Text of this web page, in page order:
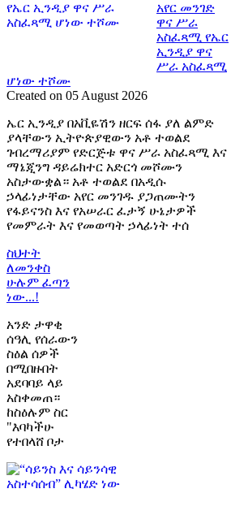
አየር መንገድ
ዋና ሥራ
አስፈጻሚ የኤር
ኢንዲያ ዋና
ሥራ አስፈጻሚ
ሆነው ተሾሙ
Created on 05 August 2026
ኤር ኢንዲያ በአቪዬሽን ዘርፍ ሰፋ ያለ ልምድ
ያላቸውን ኢትዮጵያዊውን አቶ ተወልደ
ገብረማሪያም የድርጅቱ ዋና ሥራ አስፈጻሚ እና
ማኔጂንግ ዳይሬክተር አድርጎ መሾሙን
አስታውቋል። አቶ ተወልደ በአዲሱ
ኃላፊነታቸው አየር መንገዱ ያጋጠሙትን
የፋይናንስ እና የአሠራር ፈታኝ ሁኔታዎች
የመምራት እና የመወጣት ኃላፊነት ተሰ
ስህተት
ለመንቀስ
ሁሉም ፈጣን
ነው...!
አንድ ታዋቂ
ሰዓሊ የሰራውን
ስዕል ሰዎች
በሚበዙበት
አደባባይ ላይ
አስቀመጠ።
ከስዕሉም ስር
"እባካችሁ
የተበላሸ ቦታ